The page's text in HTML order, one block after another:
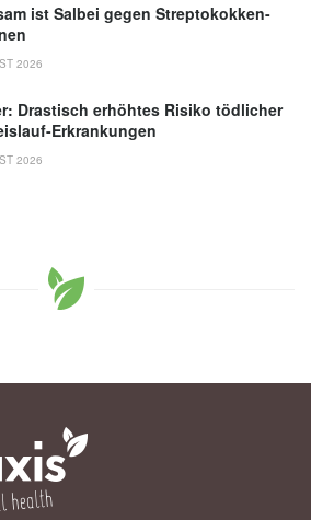
ist Salbei gegen Streptokokken-
2026
Drastisch erhöhtes Risiko tödlicher
Erkrankungen
2026